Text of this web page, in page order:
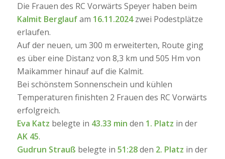
Die Frauen des RC Vorwärts Speyer haben beim
Kalmit Berglaufam 16.11.2024zwei Podestplätze
erlaufen.
Auf der neuen, um 300 m erweiterten, Route ging
es über eine Distanz von 8,3 km und 505 Hm von
Maikammer hinauf auf die Kalmit.
Bei schönstem Sonnenschein und kühlen
Temperaturen finishten 2 Frauen des RC Vorwärts
erfolgreich.
Eva Katz belegte in 43.33 min den 1. Platz in der
AK 45.
Gudrun Strauß belegte in 51:28den 2. Platz in der